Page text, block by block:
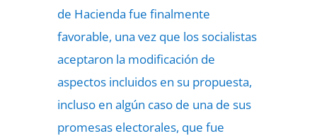
de Hacienda fue finalmente
favorable, una vez que los socialistas
aceptaron la modificación de
aspectos incluidos en su propuesta,
incluso en algún caso de una de sus
promesas electorales, que fue